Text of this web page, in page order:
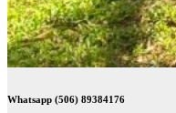
Whatsapp (506) 89384176